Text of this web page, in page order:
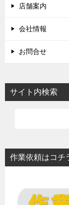
店舗案内
会社情報
お問合せ
サイト内検索
作業依頼はコチ